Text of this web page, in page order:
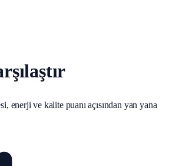
enerji ve kalite puanı açısından yan yana